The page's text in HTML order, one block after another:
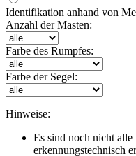
Identifikation anhand von
Anzahl der Masten:
Farbe des Rumpfes:
Farbe der Segel:
Hinweise:
Es sind noch nicht alle
erkennungstechnisch